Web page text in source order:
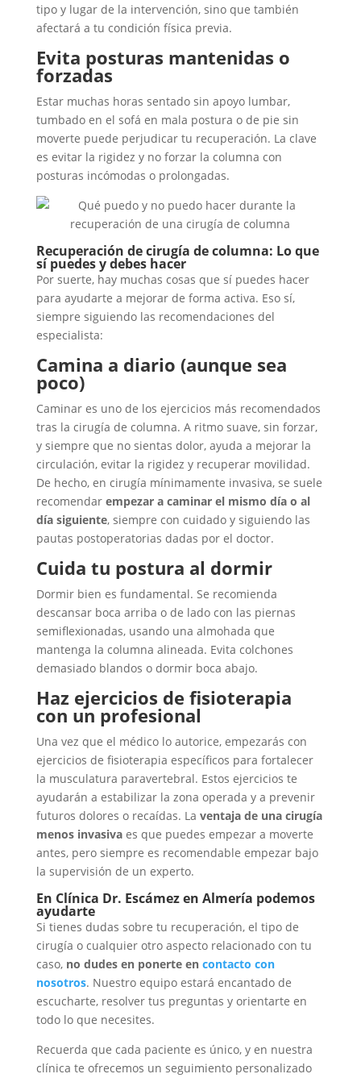
tipo y lugar de la intervención, sino que también
afectará a tu condición física previa.
Evita posturas mantenidas o
forzadas
Estar muchas horas sentado sin apoyo lumbar,
tumbado en el sofá en mala postura o de pie sin
moverte puede perjudicar tu recuperación. La clave
es evitar la rigidez y no forzar la columna con
posturas incómodas o prolongadas.
Recuperación de cirugía de columna: Lo que
sí puedes y debes hacer
Por suerte, hay muchas cosas que sí puedes hacer
para ayudarte a mejorar de forma activa. Eso sí,
siempre siguiendo las recomendaciones del
especialista:
Camina a diario (aunque sea
poco)
Caminar es uno de los ejercicios más recomendados
tras la cirugía de columna. A ritmo suave, sin forzar,
y siempre que no sientas dolor, ayuda a mejorar la
circulación, evitar la rigidez y recuperar movilidad.
De hecho, en cirugía mínimamente invasiva, se suele
recomendar empezar a caminar el mismo día o al
día siguiente, siempre con cuidado y siguiendo las
pautas postoperatorias dadas por el doctor.
Cuida tu postura al dormir
Dormir bien es fundamental. Se recomienda
descansar boca arriba o de lado con las piernas
semiflexionadas, usando una almohada que
mantenga la columna alineada. Evita colchones
demasiado blandos o dormir boca abajo.
Haz ejercicios de fisioterapia
con un profesional
Una vez que el médico lo autorice, empezarás con
ejercicios de fisioterapia específicos para fortalecer
la musculatura paravertebral. Estos ejercicios te
ayudarán a estabilizar la zona operada y a prevenir
futuros dolores o recaídas. La ventaja de una cirugía
menos invasiva es que puedes empezar a moverte
antes, pero siempre es recomendable empezar bajo
la supervisión de un experto.
En Clínica Dr. Escámez en Almería podemos
ayudarte
Si tienes dudas sobre tu recuperación, el tipo de
cirugía o cualquier otro aspecto relacionado con tu
caso, no dudes en ponerte en contacto con
nosotros. Nuestro equipo estará encantado de
escucharte, resolver tus preguntas y orientarte en
todo lo que necesites.
Recuerda que cada paciente es único, y en nuestra
clínica te ofrecemos un seguimiento personalizado